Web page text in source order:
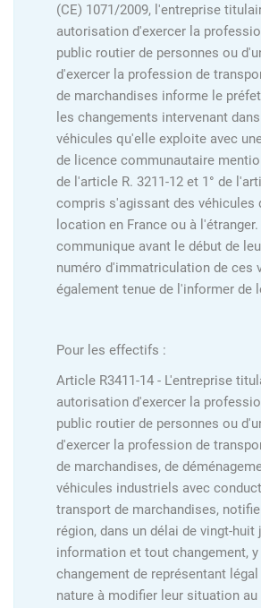
(CE) 1071/2009, l'entreprise
autorisation d'exercer la
public routier de personnes ou
d'exercer la profession de
de marchandises informe le
les changements intervenant
véhicules qu'elle exploite avec
de licence communautaire
de l'article R. 3211-12 et 1° de
compris s'agissant des véhicules
location en France ou à
communique avant le début de
numéro d'immatriculation de ces
également tenue de l'informer de
Pour les effectifs :
Article R3411-14 - L'entreprise
autorisation d'exercer la
public routier de personnes ou
d'exercer la profession de
de marchandises, de
véhicules industriels avec
transport de marchandises,
région, dans un délai de vingt-huit
information et tout changement,
changement de représentant
nature à modifier leur situation au